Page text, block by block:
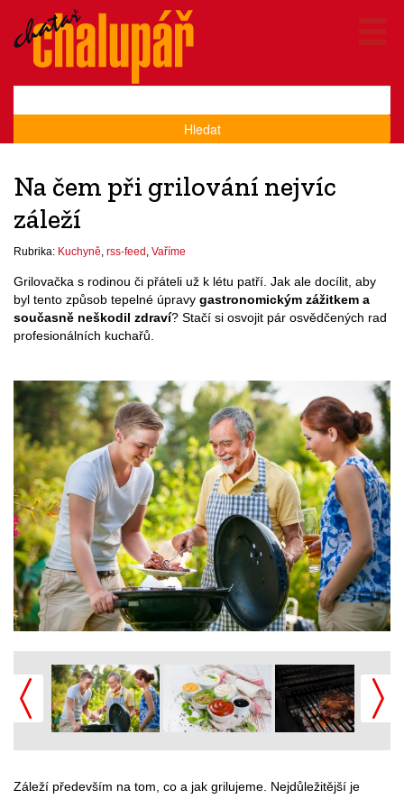
Hledat
Na čem při grilování nejvíc
záleží
Rubrika: Kuchyně rss-feed Vaříme
Grilovačka s rodinou či přáteli už k létu patří. Jak ale docílit, aby
byl tento způsob tepelné úpravy gastronomickým zážitkem a
současně neškodil zdraví? Stačí si osvojit pár osvědčených rad
profesionálních kuchařů.
Záleží především na tom, co a jak grilujeme. Nejdůležitější je